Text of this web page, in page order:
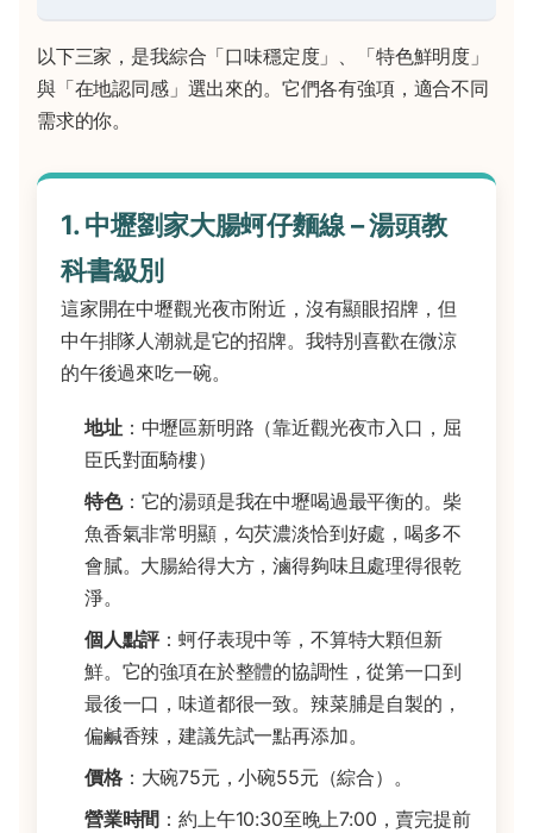
以下三家，是我綜合「口味穩定度」、「特色鮮明度」
與「在地認同感」選出來的。它們各有強項，適合不同
需求的你。
1. 中壢劉家大腸蚵仔麵線 – 湯頭教
科書級別
這家開在中壢觀光夜市附近，沒有顯眼招牌，但
中午排隊人潮就是它的招牌。我特別喜歡在微涼
的午後過來吃一碗。
地址：中壢區新明路（靠近觀光夜市入口，屈
臣氏對面騎樓）
特色：它的湯頭是我在中壢喝過最平衡的。柴
魚香氣非常明顯，勾芡濃淡恰到好處，喝多不
會膩。大腸給得大方，滷得夠味且處理得很乾
淨。
個人點評 ：蚵仔表現中等，不算特大顆但新
鮮。它的強項在於整體的協調性，從第一口到
最後一口，味道都很一致。辣菜脯是自製的，
偏鹹香辣，建議先試一點再添加。
價格：大碗75元，小碗55元（綜合）。
營業時間 ：約上午10:30至晚上7:00，賣完提前